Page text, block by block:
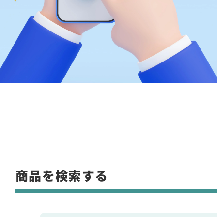
商品を検索する